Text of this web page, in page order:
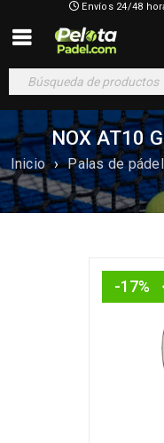
Envíos 24/48
NOX AT10
Inicio › Palas de pádel
-17%